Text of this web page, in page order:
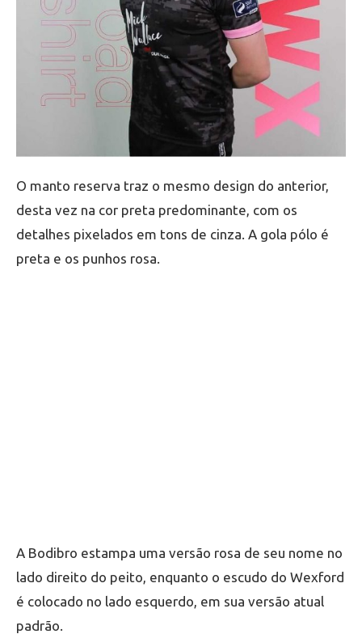
O manto reserva traz o mesmo design do anterior,
desta vez na cor preta predominante, com os
detalhes pixelados em tons de cinza. A gola pólo é
preta e os punhos rosa.
A Bodibro estampa uma versão rosa de seu nome no
lado direito do peito, enquanto o escudo do Wexford
é colocado no lado esquerdo, em sua versão atual
padrão.